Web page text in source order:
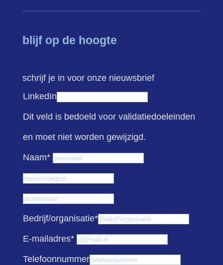
blijf op de hoogte
schrijf je in voor onze nieuwsbrief
LinkedIn
Dit veld is bedoeld voor validatiedoeleinden
en moet niet worden gewijzigd.
Naam*
Bedrijf/organisatie*
E-mailadres*
Telefoonnummer